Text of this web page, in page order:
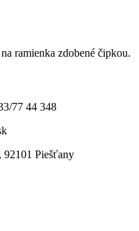
ramienka zdobené čipkou.
77 44 348
92101 Piešťany